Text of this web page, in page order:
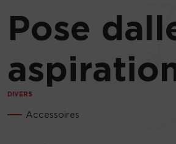
Pose
DIVERS
Accessoires